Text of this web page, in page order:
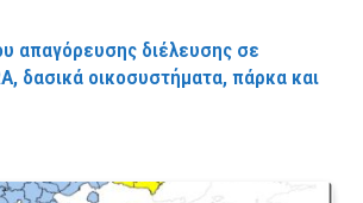
απαγόρευσης διέλευσης σε
δασικά οικοσυστήματα, πάρκα και